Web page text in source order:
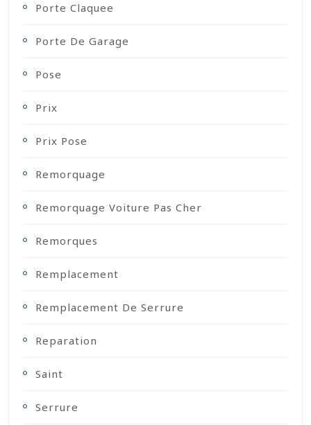
Porte Claquee
Porte De Garage
Pose
Prix
Prix Pose
Remorquage
Remorquage Voiture Pas Cher
Remorques
Remplacement
Remplacement De Serrure
Reparation
Saint
Serrure